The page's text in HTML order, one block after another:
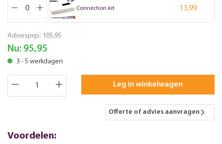
Connection kit 13,99
Adviesprijs: 105,95
Nu: 95,95
3 - 5 werkdagen
Leg in winkelwagen
Offerte of advies aanvragen
Voordelen: